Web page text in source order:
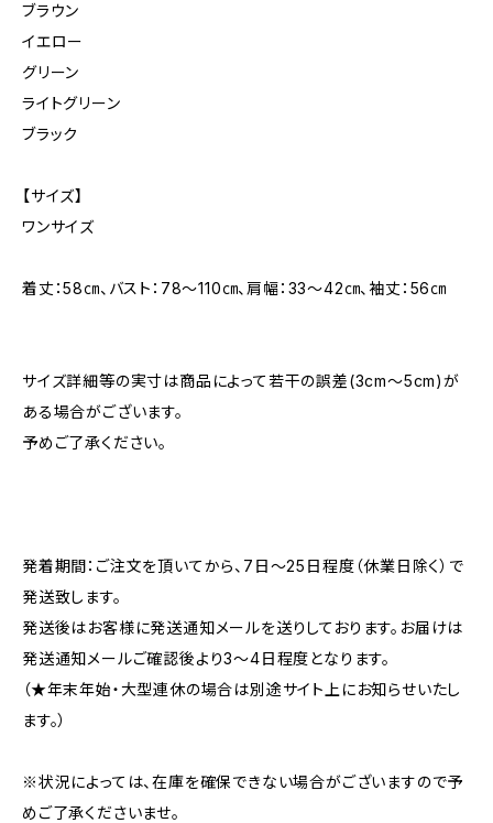
ブラウン
イエロー
グリーン
ライトグリーン
ブラック
【サイズ】
ワンサイズ
着丈：58㎝、バスト：78〜110㎝、肩幅：33〜42㎝、袖丈：56㎝
サイズ詳細等の実寸は商品によって若干の誤差(3cm〜5cm)が
ある場合がございます。
予めご了承ください。
発着期間：ご注文を頂いてから、7日〜25日程度（休業日除く）で
発送致します。
発送後はお客様に発送通知メールを送りしております。お届けは
発送通知メールご確認後より3〜4日程度となります。
（★年末年始・大型連休の場合は別途サイト上にお知らせいたし
ます。）
※状況によっては、在庫を確保できない場合がございますので予
めご了承くださいませ。